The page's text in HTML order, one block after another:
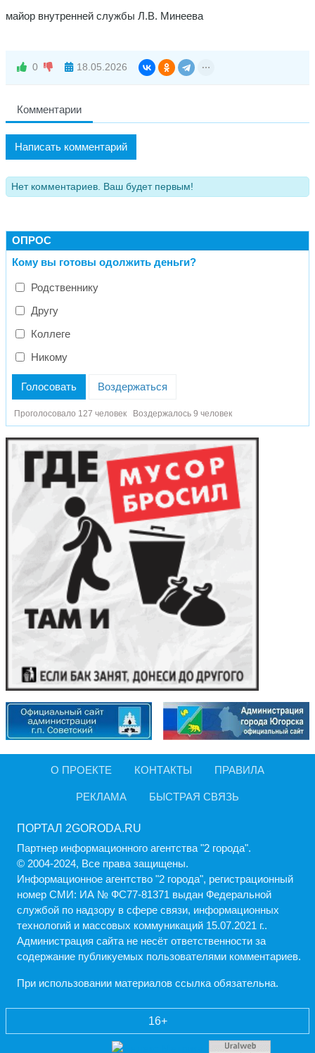
майор внутренней службы Л.В. Минеева
0 18.05.2026
Комментарии
Написать комментарий
Нет комментариев. Ваш будет первым!
ОПРОС
Кому вы готовы одолжить деньги?
Родственнику
Другу
Коллеге
Никому
Голосовать Воздержаться
Проголосовало 127 человек Воздержалось 9 человек
О ПРОЕКТЕ КОНТАКТЫ ПРАВИЛА
РЕКЛАМА БЫСТРАЯ СВЯЗЬ
ПОРТАЛ 2GORODA.RU
Партнер информационного агентства "2 города".
© 2004-2024, Все права защищены.
Информационное агентство "2 города", регистрационный
номер СМИ: ИА № ФС77-81371 выдан Федеральной
службой по надзору в сфере связи, информационных
технологий и массовых коммуникаций 15.07.2021 г..
Администрация cайта не несёт ответственности за
содержание публикуемых пользователями комментариев.
При использовании материалов ссылка обязательна.
16+